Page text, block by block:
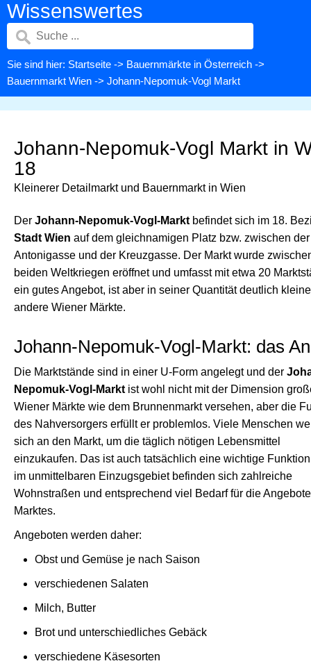
Wissenswertes
Sie sind hier: Startseite -> Bauernmärkte in Österreich ->
Bauernmarkt Wien -> Johann-Nepomuk-Vogl Markt
Johann-Nepomuk-Vogl Markt in
18
Kleinerer Detailmarkt und Bauernmarkt in Wien
Der Johann-Nepomuk-Vogl-Markt befindet sich im 18.
Stadt Wien auf dem gleichnamigen Platz bzw. zwischen der
Antonigasse und der Kreuzgasse. Der Markt wurde
beiden Weltkriegen eröffnet und umfasst mit etwa 20
ein gutes Angebot, ist aber in seiner Quantität deutlich
andere Wiener Märkte.
Johann-Nepomuk-Vogl-Markt: das
Die Marktstände sind in einer U-Form angelegt und der
Nepomuk-Vogl-Markt ist wohl nicht mit der Dimension
Wiener Märkte wie dem Brunnenmarkt versehen, aber die
des Nahversorgers erfüllt er problemlos. Viele Menschen
sich an den Markt, um die täglich nötigen Lebensmittel
einzukaufen. Das ist auch tatsächlich eine wichtige
im unmittelbaren Einzugsgebiet befinden sich zahlreiche
Wohnstraßen und entsprechend viel Bedarf für die
Marktes.
Angeboten werden daher:
Obst und Gemüse je nach Saison
verschiedenen Salaten
Milch, Butter
Brot und unterschiedliches Gebäck
verschiedene Käsesorten